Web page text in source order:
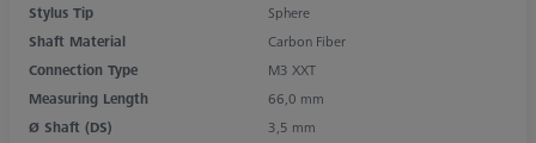
Stylus Tip
Sphere
Shaft Material
Carbon Fiber
Connection Type
M3 XXT
Measuring Length
66,0 mm
Ø Shaft (DS)
3,5 mm